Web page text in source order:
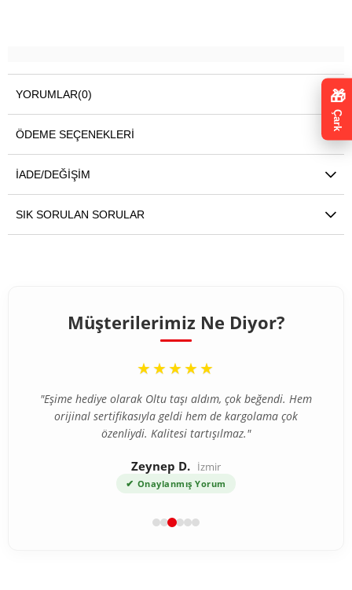
YORUMLAR(0)
ÖDEME SEÇENEKLERI
İADE/DEĞIŞIM
SIK SORULAN SORULAR
Müşterilerimiz Ne Diyor?
“
★★★★★
"Eşime hediye olarak Oltu taşı aldım, çok beğendi. Hem
orijinal sertifikasıyla geldi hem de kargolama çok
özenliydi. Kalitesi tartışılmaz."
Zeynep D. İzmir
✔ Onaylanmış Yorum
“
★★★★★
"İlk defa internetten tesbih aldım ve tereddütlerim vardı
ama ürün beklediğimden çok daha kaliteli çıktı. Gümüş
püskül detayı harika."
Ahmet T. Bursa
✔ Onaylanmış Yorum
🎁
Çark